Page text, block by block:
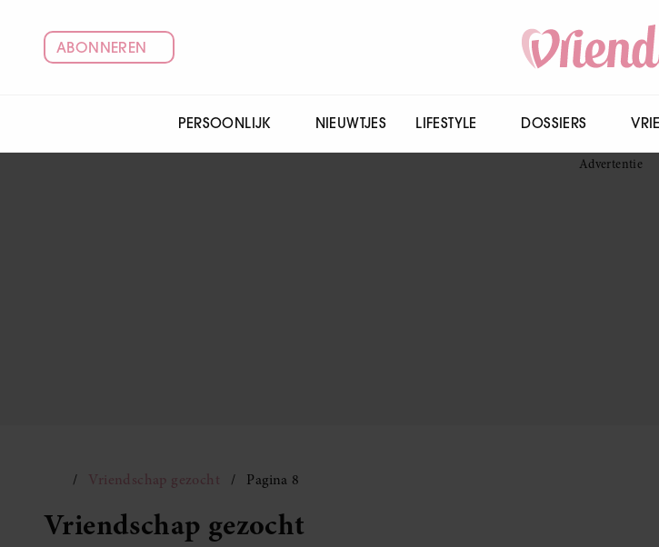
ABONNEREN
PERSOONLIJK NIEUWTJES LIFESTYLE DOSSIERS
Vriendschap gezocht Pagina 8
Vriendschap gezocht